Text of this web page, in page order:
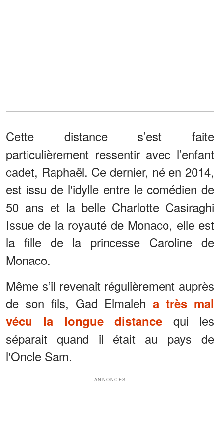
Cette distance s’est faite
particulièrement ressentir avec l’enfant
cadet, Raphaël. Ce dernier, né en 2014,
est issu de l'idylle entre le comédien de
50 ans et la belle Charlotte Casiraghi
Issue de la royauté de Monaco, elle est
la fille de la princesse Caroline de
Monaco.
Même s’il revenait régulièrement auprès
de son fils, Gad Elmaleha très mal
vécu la longue distance qui les
séparait quand il était au pays de
l'Oncle Sam.
ANNONCES